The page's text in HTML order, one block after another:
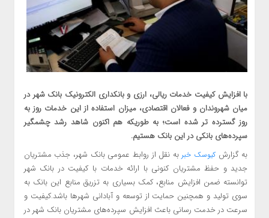
با افزایش کیفیت خدمات ریالی، ارزی و بانکداری الکترونیک بانک شهر در
میان شهروندان و فعالان اقتصادی، میزان استفاده از این خدمات روز به
روز گسترده تر شده است؛ به طوریکه هم اکنون شاهد رشد چشمگیر
سپرده‌های بانکی در این بانک هستیم.
به گزارش کیوسک خبر به نقل از روابط عمومی بانک شهر، جذب مشتریان
جدید و حفظ مشتریان کنونی با ارائه خدمات با کیفیت در بانک شهر
توانسته ضمن افزایش منابع، کمک بسیاری به تزریق منابع این بانک به
سوی تولید و همچنین حمایت از توسعه و آبادانی شهرها باشد.کیفیت و
سرعت در خدمت رسانی باعث افزایش سپرده‌های مشتریان بانک شهر در